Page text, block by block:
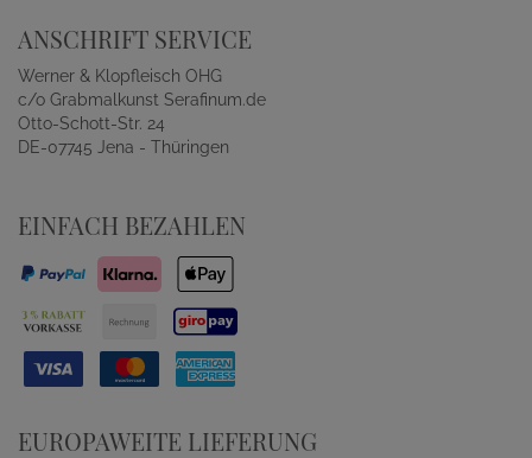
ANSCHRIFT SERVICE
Werner & Klopfleisch OHG
c/o Grabmalkunst Serafinum.de
Otto-Schott-Str. 24
DE-07745 Jena - Thüringen
EINFACH BEZAHLEN
EUROPAWEITE LIEFERUNG